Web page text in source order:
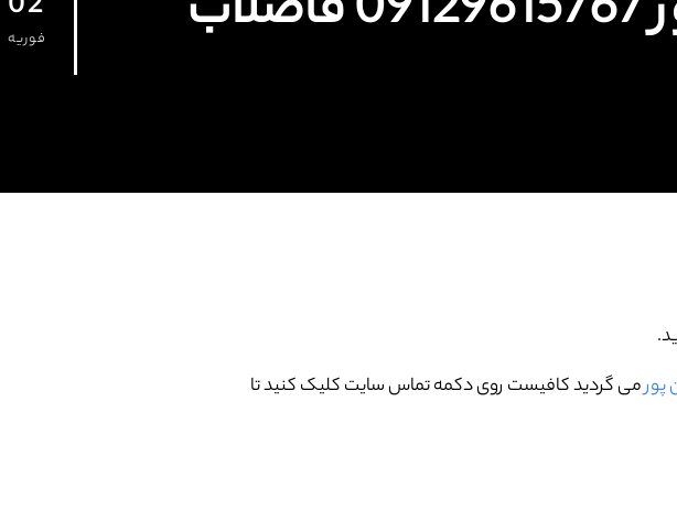
فوریه
پورمی گردید کافیست روی دکمه تماس سایت کلیک کنید تا